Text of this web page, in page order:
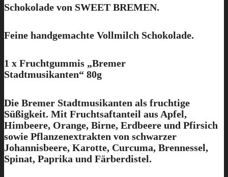
Schokolade von SWEET BREMEN.
Feine handgemachte Vollmilch Schokolade.
1 x Fruchtgummis „Bremer
Stadtmusikanten“ 80g
Die Bremer Stadtmusikanten als fruchtige
Süßigkeit. Mit Fruchtsaftanteil aus Apfel,
Himbeere, Orange, Birne, Erdbeere und Pfirsich
sowie Pflanzenextrakten von schwarzer
Johannisbeere, Karotte, Curcuma, Brennessel,
Spinat, Paprika und Färberdistel.